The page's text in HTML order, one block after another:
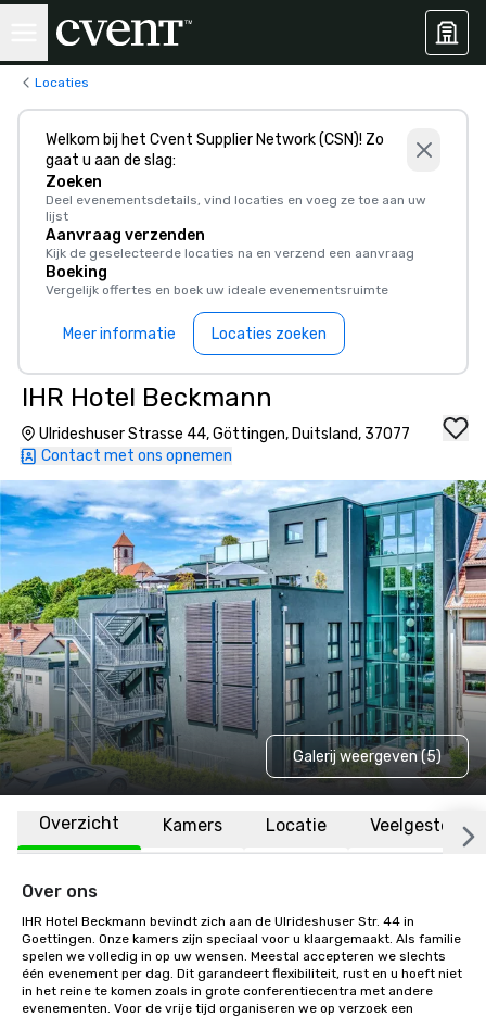
Locaties
Welkom bij het Cvent Supplier Network (CSN)! Zo
gaat u aan de slag:
Zoeken
Deel evenementsdetails, vind locaties en voeg ze toe aan uw
lijst
Aanvraag verzenden
Kijk de geselecteerde locaties na en verzend een aanvraag
Boeking
Vergelijk offertes en boek uw ideale evenementsruimte
Meer informatie Locaties zoeken
IHR Hotel Beckmann
Ulrideshuser Strasse 44, Göttingen, Duitsland, 37077
Contact met ons opnemen
Galerij weergeven (5)
Overzicht Kamers Locatie Veelgestelde
Over ons
IHR Hotel Beckmann bevindt zich aan de Ulrideshuser Str. 44 in
Goettingen. Onze kamers zijn speciaal voor u klaargemaakt. Als familie
spelen we volledig in op uw wensen. Meestal accepteren we slechts
één evenement per dag. Dit garandeert flexibiliteit, rust en u hoeft niet
in het reine te komen zoals in grote conferentiecentra met andere
evenementen. Voor de vrije tijd organiseren we op verzoek een